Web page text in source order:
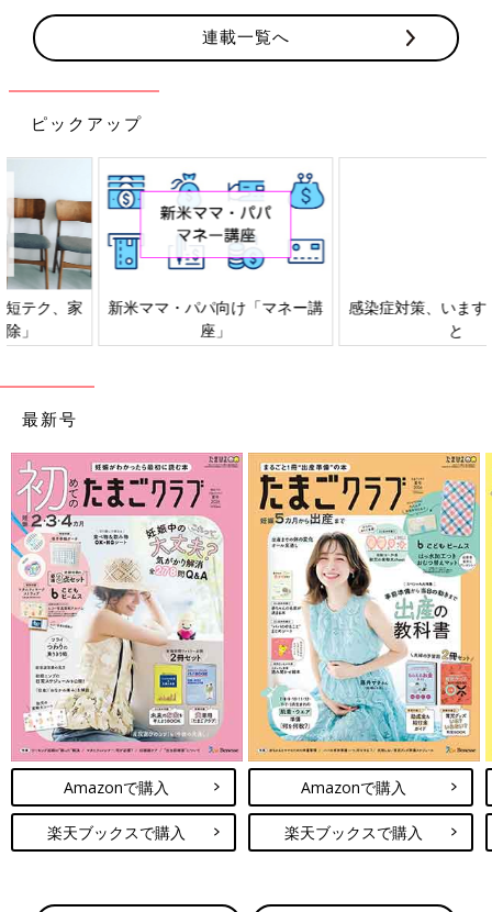
連載一覧へ
ピックアップ
感染症対策、いますぐできるこ
「もしものときの」赤ちゃん・
最新号
Amazonで購入
楽天ブックスで購入
Amazonで購入
楽天ブックスで購入